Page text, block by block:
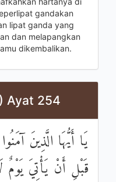
gandakan
lipat ganda yang
dan melapangkan
dikembalikan.
Ayat 254
يَا أَيُّهَا الَّذِينَ
قَبْلِ أَنْ يَأْتِيَ يَوْمٌ